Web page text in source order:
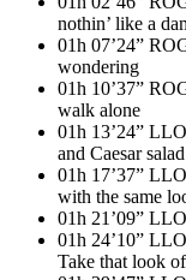
nothin’ like a
01h 07’24”
wondering
01h 10’37”
walk alone
01h 13’24”
and Caesar salad
01h 17’37”
with the same
01h 21’09”
01h 24’10”
Take that look